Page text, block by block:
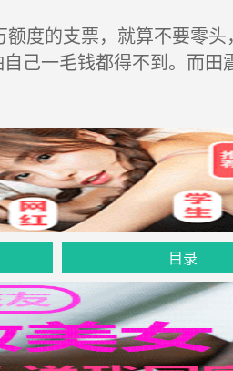
度的支票，就算不要零
己一毛钱都得不到。而田
目录